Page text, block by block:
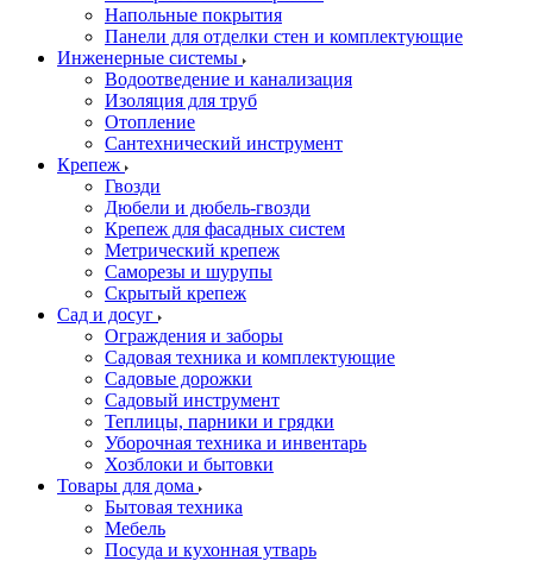
Напольные покрытия
Панели для отделки стен и комплектующие
Инженерные системы
Водоотведение и канализация
Изоляция для труб
Отопление
Сантехнический инструмент
Крепеж
Гвозди
Дюбели и дюбель-гвозди
Крепеж для фасадных систем
Метрический крепеж
Саморезы и шурупы
Скрытый крепеж
Сад и досуг
Ограждения и заборы
Садовая техника и комплектующие
Садовые дорожки
Садовый инструмент
Теплицы, парники и грядки
Уборочная техника и инвентарь
Хозблоки и бытовки
Товары для дома
Бытовая техника
Мебель
Посуда и кухонная утварь